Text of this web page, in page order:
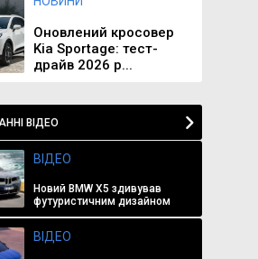
Оновлений кросовер
Kia Sportage: тест-
драйв 2026 р...
ВІДЕО
ВІДЕО
Новий BMW X5 здивував
футуристичним дизайном
ВІДЕО